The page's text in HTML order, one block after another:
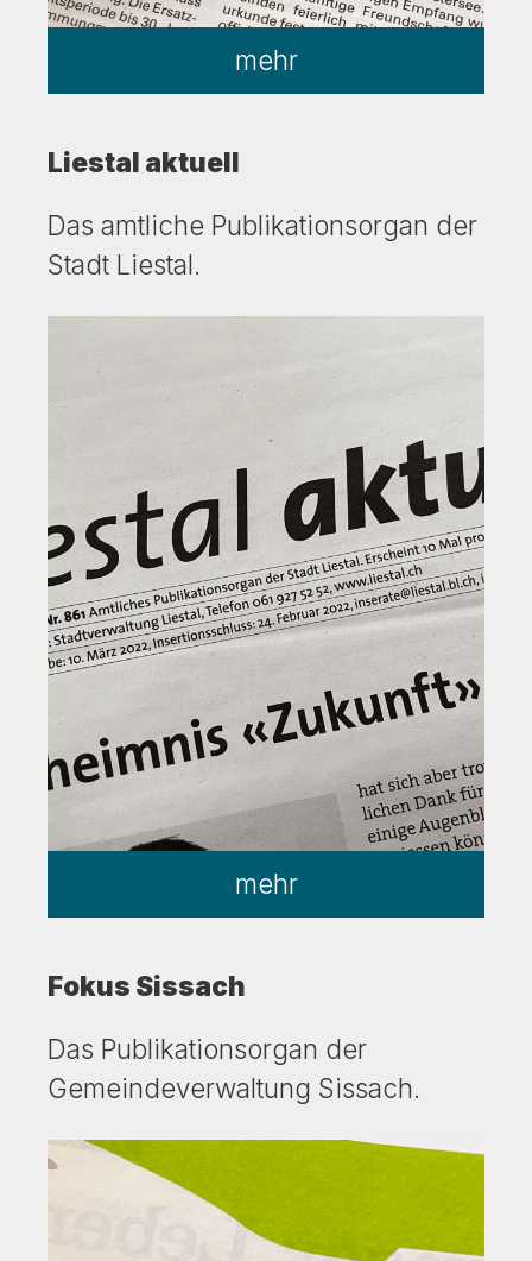
mehr
Liestal aktuell
Das amtliche Publikationsorgan der
Stadt Liestal.
mehr
Fokus Sissach
Das Publikationsorgan der
Gemeindeverwaltung Sissach.